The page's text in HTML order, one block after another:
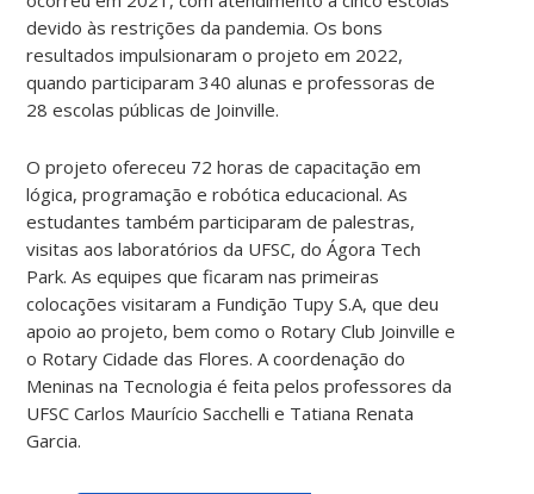
devido às restrições da pandemia. Os bons
resultados impulsionaram o projeto em 2022,
quando participaram 340 alunas e professoras de
28 escolas públicas de Joinville.
O projeto ofereceu 72 horas de capacitação em
lógica, programação e robótica educacional. As
estudantes também participaram de palestras,
visitas aos laboratórios da UFSC, do Ágora Tech
Park. As equipes que ficaram nas primeiras
colocações visitaram a Fundição Tupy S.A, que deu
apoio ao projeto, bem como o Rotary Club Joinville e
o Rotary Cidade das Flores. A coordenação do
Meninas na Tecnologia é feita pelos professores da
UFSC Carlos Maurício Sacchelli e Tatiana Renata
Garcia.